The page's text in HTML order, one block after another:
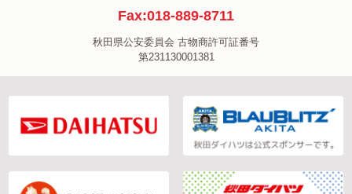
Fax:018-889-8711
秋田県公安委員会 古物商許可証番号
第231130001381